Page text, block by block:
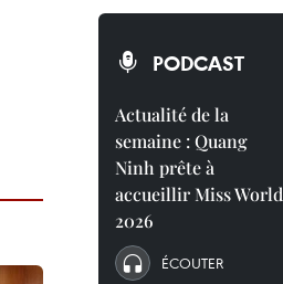
PODCAST
Actualité de la
semaine : Quang
Ninh prête à
accueillir Miss World
2026
ÉCOUTER